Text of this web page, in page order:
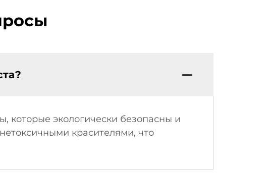
которые экологически безопасны и
красителями, что